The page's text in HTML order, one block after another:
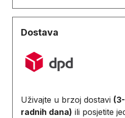
Dostava
Uživajte u brzoj dostavi
radnih dana) ili posjetite